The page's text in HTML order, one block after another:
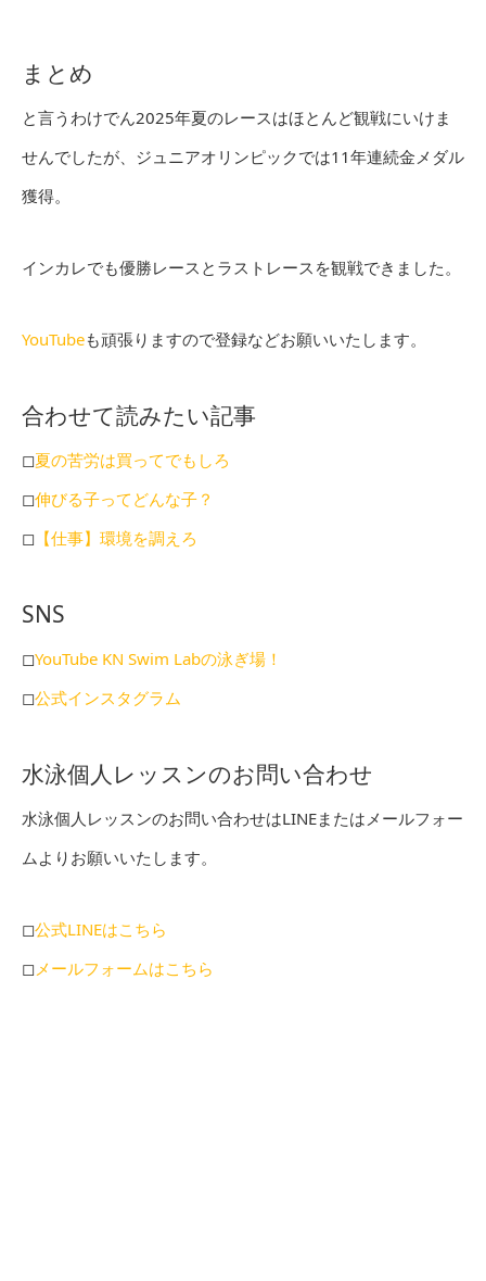
まとめ
と言うわけでん2025年夏のレースはほとんど観戦にいけま
せんでしたが、ジュニアオリンピックでは11年連続金メダル
獲得。
インカレでも優勝レースとラストレースを観戦できました。
YouTubeも頑張りますので登録などお願いいたします。
合わせて読みたい記事
◻︎夏の苦労は買ってでもしろ
◻︎伸びる子ってどんな子？
◻︎ 【仕事】環境を調えろ
SNS
◻︎YouTube KN Swim Labの泳ぎ場！
◻︎公式インスタグラム
水泳個人レッスンのお問い合わせ
水泳個人レッスンのお問い合わせはLINEまたはメールフォー
ムよりお願いいたします。
◻︎公式LINEはこちら
◻︎ メールフォームはこちら